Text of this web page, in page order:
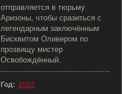
отправляется в тюрьму
Аризоны, чтобы сразиться с
легендарным заключённым
Бисквитом Оливером по
прозвищу мистер
Освобождённый.
Год: 2023